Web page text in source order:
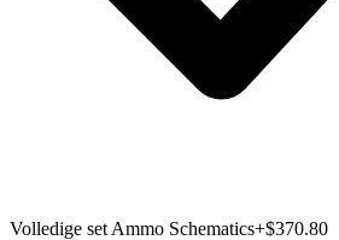
Volledige set Ammo Schematics+$370.80